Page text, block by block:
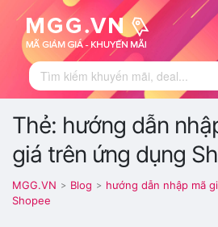
Thẻ: hướng dẫn
giá trên ứng dụng
MGG.VN > Blog > hướng dẫn nhập mã
Shopee